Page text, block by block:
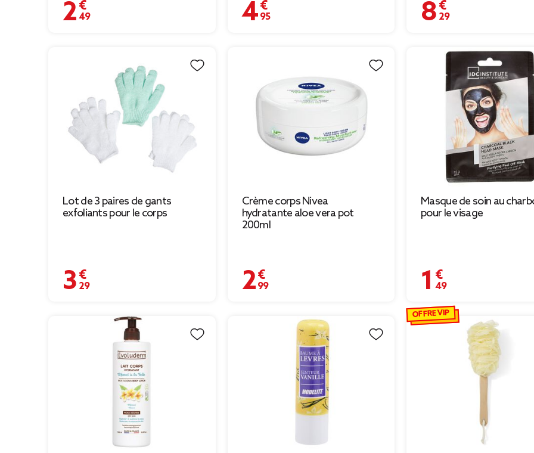
2,49 € 4,95 € 8,29 €
Lot de 3 paires de gants
exfoliants pour le corps
3,29 €
Crème corps Nivea
hydratante aloe vera pot
200ml
2,99 €
Masque de soin au
pour le visage
1,49 €
OFFRE VIP